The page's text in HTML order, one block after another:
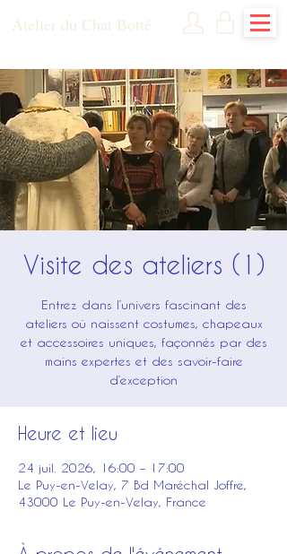
Atelier du Chat Botté
Visite des ateliers (1)
Entrez dans l’univers fascinant des
ateliers où naissent costumes, chapeaux
et accessoires uniques, façonnés par des
mains expertes et des savoir-faire
d’exception
Heure et lieu
24 juil. 2026, 16:00 – 17:00
Le Puy-en-Velay, 7 Bd Maréchal Joffre,
43000 Le Puy-en-Velay, France